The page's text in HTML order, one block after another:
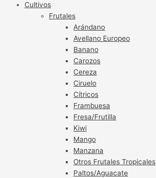
Cultivos
Frutales
Arándano
Avellano Europeo
Banano
Carozos
Cereza
Ciruelo
Cítricos
Frambuesa
Fresa/Frutilla
Kiwi
Mango
Manzana
Otros Frutales Tropicales
Paltos/Aguacate